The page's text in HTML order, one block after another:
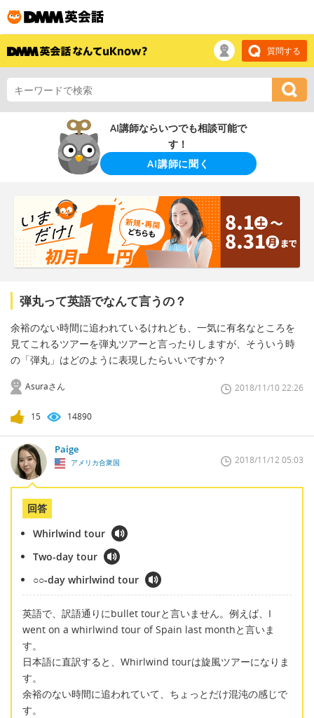
質問する
AI講師ならいつでも相談可能で
す！
AI講師に聞く
弾丸って英語でなんて言うの？
余裕のない時間に追われているけれども、一気に有名なところを
見てこれるツアーを弾丸ツアーと言ったりしますが、そういう時
の「弾丸」はどのように表現したらいいですか？
Asuraさん 2018/11/10 22:26
15 14890
Paige
アメリカ合衆国 2018/11/12 05:03
回答
Whirlwind tour
Two-day tour
○○-day whirlwind tour
英語で、訳語通りにbullet tourと言いません。例えば、I
went on a whirlwind tour of Spain last monthと言いま
す。
日本語に直訳すると、Whirlwind tourは旋風ツアーになりま
す。
余裕のない時間に追われていて、ちょっとだけ混沌の感じで
す。